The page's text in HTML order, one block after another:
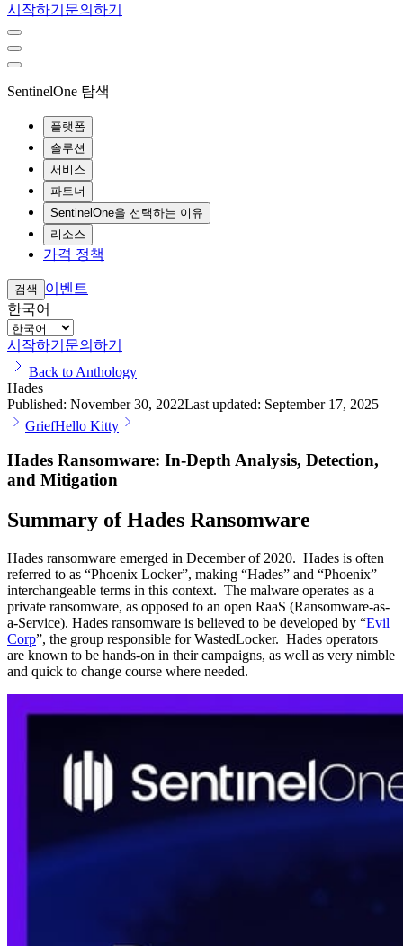
시작하기 문의하기
SentinelOne 탐색
플랫폼
솔루션
서비스
파트너
SentinelOne을 선택하는 이유
리소스
가격 정책
검색
이벤트
한국어
시작하기 문의하기
Back to Anthology
Hades
Published: November 30, 2022Last updated: September 17, 2025
GriefHello Kitty
Hades Ransomware: In-Depth Analysis, Detection,
and Mitigation
Summary of Hades Ransomware
Hades ransomware emerged in December of 2020. Hades is often
referred to as “Phoenix Locker”, making “Hades” and “Phoenix”
interchangeable terms in this context. The malware operates as a
private ransomware, as opposed to an open RaaS (Ransomware-as-
a-Service). Hades ransomware is believed to be developed by “Evil
Corp”, the group responsible for WastedLocker. Hades operators
are known to be hands-on in their campaigns, as well as very nimble
and quick to change course where needed.